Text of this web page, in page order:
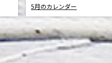
5月のカレンダー